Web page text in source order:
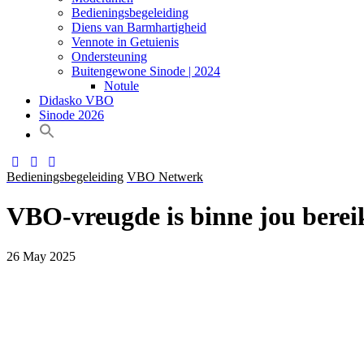
Bedieningsbegeleiding
Diens van Barmhartigheid
Vennote in Getuienis
Ondersteuning
Buitengewone Sinode | 2024
Notule
Didasko VBO
Sinode 2026
Bedieningsbegeleiding VBO Netwerk
VBO-vreugde is binne jou
26 May 2025